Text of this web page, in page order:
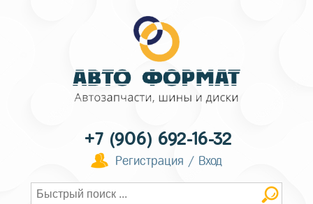
+7 (906) 692-16-32
Регистрация / Вход